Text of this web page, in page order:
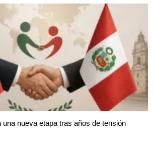
nueva etapa tras años de tensión